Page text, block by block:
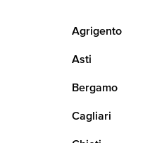
Agrigento
Asti
Bergamo
Cagliari